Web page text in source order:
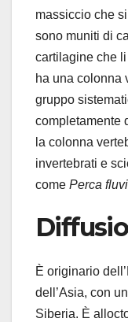
massiccio che
sono muniti di
cartilagine che
ha una colonna
gruppo
completamente
la colonna
invertebrati e
come Perca
È originario
dell’Asia, con
Siberia. È